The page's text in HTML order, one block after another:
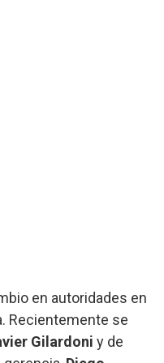
en autoridades en
Recientemente se
Gilardoni y de